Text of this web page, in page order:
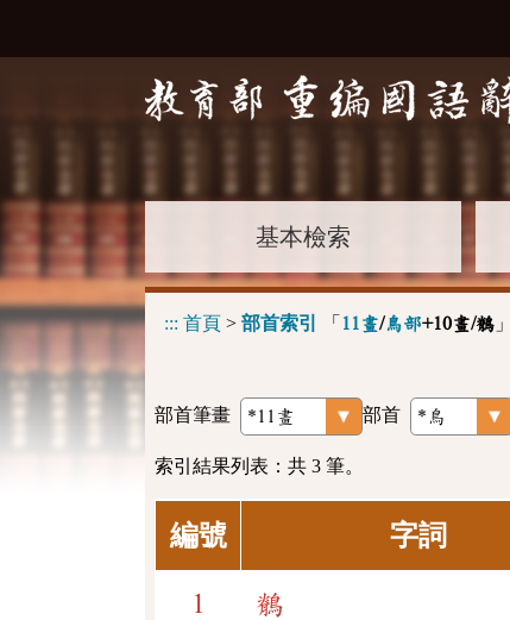
基本檢索
::: 首頁 > 部首索引 「 11畫/鳥部+10畫/鶺 」
部首筆畫 部首
索引結果列表：共 3 筆。
編號 字詞
1 鶺